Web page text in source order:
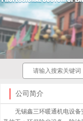
公司简介
无锡鑫三环暖通机电设